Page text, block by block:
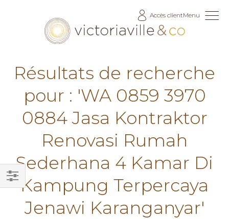
Accès clientMenu
Résultats de recherche
pour : 'WA 0859 3970
0884 Jasa Kontraktor
Renovasi Rumah
Sederhana 4 Kamar Di
Kampung Terpercaya
Jenawi Karanganyar'
Filtrer